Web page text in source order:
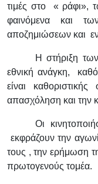
τιμές στο « ράφι»,
φαινόμενα και
αποζημιώσεων και
Η στήριξη
εθνική ανάγκη,
είναι
απασχόληση και την
Οι
εκφράζουν την
τους , την ερήμωση
πρωτογενούς τομέα.